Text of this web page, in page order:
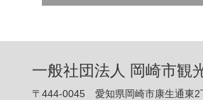
一般社団法人 岡崎市観
〒444-0045 愛知県岡崎市康生通東2